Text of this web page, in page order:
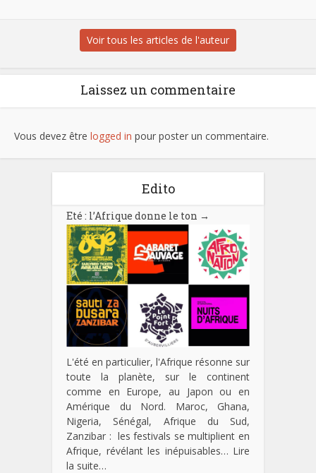
Voir tous les articles de l'auteur
Laissez un commentaire
Vous devez être logged in pour poster un commentaire.
Edito
Eté : l’Afrique donne le ton →
L'été en particulier, l'Afrique résonne sur
toute la planète, sur le continent
comme en Europe, au Japon ou en
Amérique du Nord. Maroc, Ghana,
Nigeria, Sénégal, Afrique du Sud,
Zanzibar : les festivals se multiplient en
Afrique, révélant les inépuisables… Lire
la suite…